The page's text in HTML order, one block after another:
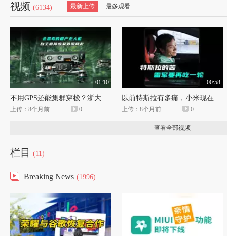
视频 (6134) 最新上传 最多观看
01:10
不用GPS还能集群穿梭？浙大蜂群无人机惊呆网友
上传：8个月前 0
00:58
以前特斯拉有多痛，小米现在就有多苦
上传：8个月前 0
查看全部视频
栏目 (11)
Breaking News (1996)